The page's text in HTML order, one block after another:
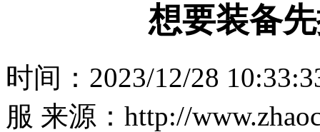
想要装备
时间：2023/12/28
服 来源：http://